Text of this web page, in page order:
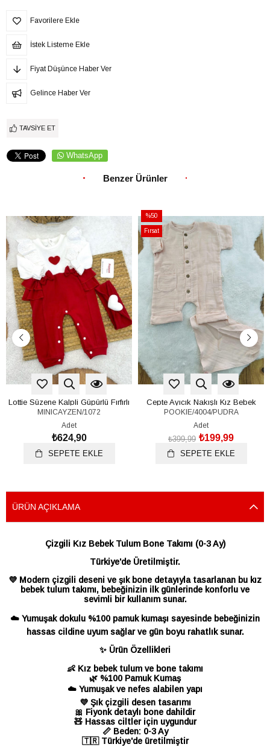
Favorilere Ekle
İstek Listeme Ekle
Fiyat Düşünce Haber Ver
Gelince Haber Ver
TAVSIYE ET
WhatsApp
Benzer Ürünler
Lottie Süzene Kalpli Güpürlü Fırfırlı
Kız Bebek Tulum Bandana Set (0-
3/3-6/6-9 Ay)
MINICAYZEN/1072
Adet
₺624,90
SEPETE EKLE
%50
İndirim
%50İndirim
Fırsat
Ürünü
Cepte Ayıcık Nakışlı Kız Bebek
Organik Müslin Fularlı Şort Tulum
6-12-18 Ay
POOKIE/4004/PUDRA
Adet
₺199,99
₺399,99
SEPETE EKLE
ÜRÜN AÇIKLAMA
Çizgili Kız Bebek Tulum Bone Takımı (0-3 Ay)
Türkiye'de Üretilmiştir.
💜 Modern çizgili deseni ve şık bone detayıyla tasarlanan bu kız
bebek tulum takımı, bebeğinizin ilk günlerinde konforlu ve
sevimli bir kullanım sunar.
☁️ Yumuşak dokulu %100 pamuk kumaşı sayesinde bebeğinizin
hassas cildine uyum sağlar ve gün boyu rahatlık sunar.
✨ Ürün Özellikleri
👶 Kız bebek tulum ve bone takımı
🌿 %100 Pamuk Kumaş
☁️ Yumuşak ve nefes alabilen yapı
💜 Şık çizgili desen tasarımı
🎀 Fiyonk detaylı bone dahildir
🧸 Hassas ciltler için uygundur
📏 Beden: 0-3 Ay
🇹🇷 Türkiye'de üretilmiştir